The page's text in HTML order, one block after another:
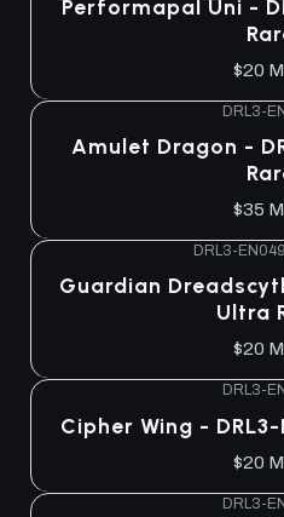
Performapal Uni -
$20
DRL3-
Amulet Dragon -
$35
DRL3-EN049
Guardian
Ultra
$20
DRL3-
Cipher Wing -
$20
DRL3-